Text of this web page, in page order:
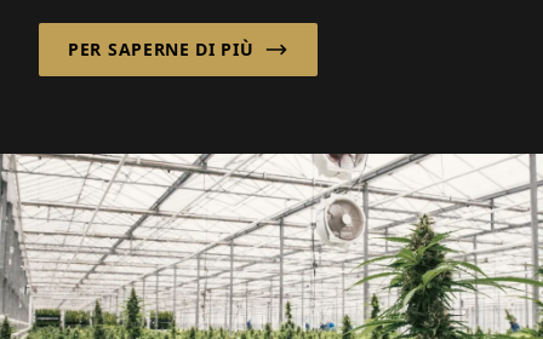
gravi...
PER SAPERNE DI PIÙ